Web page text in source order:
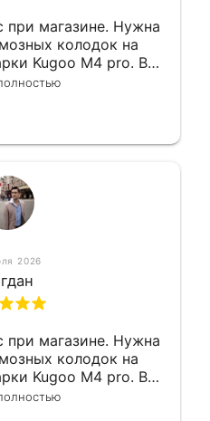
при магазине. Нужна
колодок на
Kugoo M4 pro. Всё
и в максимально
обратился в этот
2026
при магазине. Нужна
колодок на
Kugoo M4 pro. Всё
и в максимально